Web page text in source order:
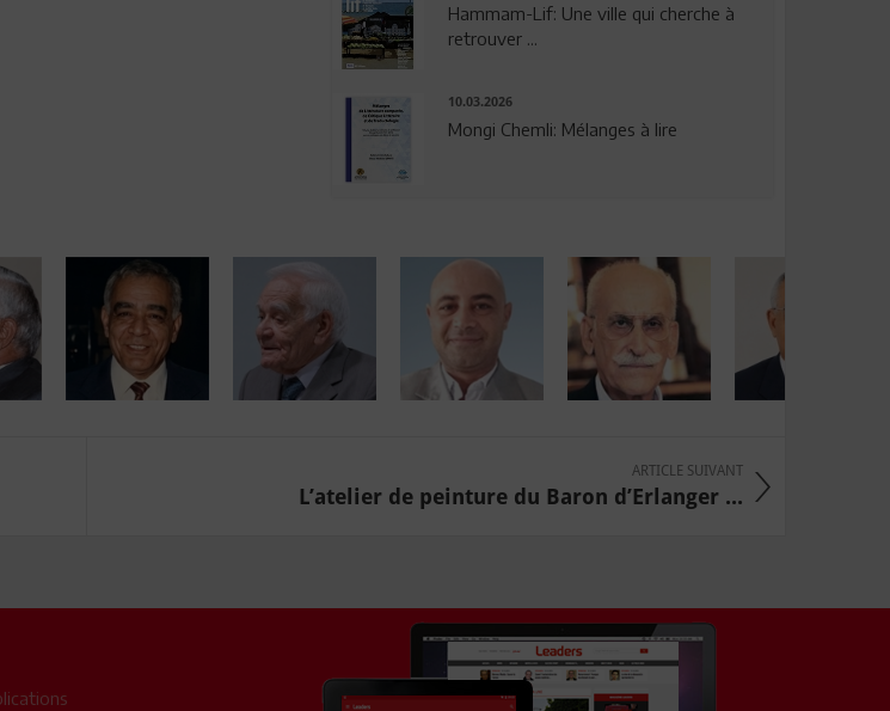
Hammam-Lif: Une ville qui cherche à
retrouver ...
10.03.2026
Mongi Chemli: Mélanges à lire
ARTICLE SUIVANT
L’atelier de peinture du Baron d’Erlanger ...